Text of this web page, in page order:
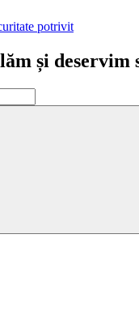
potrivit
și deservim